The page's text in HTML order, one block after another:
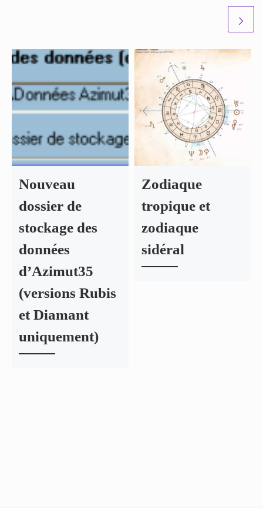
Nouveau
dossier de
stockage des
données
d’Azimut35
(versions Rubis
et Diamant
uniquement)
Zodiaque
tropique et
zodiaque
sidéral